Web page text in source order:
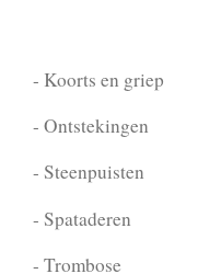
- Koorts en griep
- Ontstekingen
- Steenpuisten
- Spataderen
- Trombose